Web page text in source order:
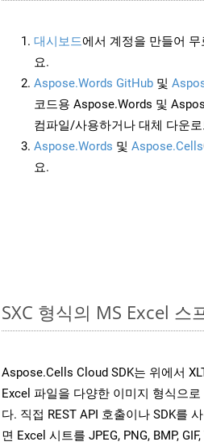
대시보드에서 계정을 만들어
요.
Aspose.Words GitHub 및
코드용 Aspose.Words 및
컴파일/사용하거나 대체 다운
Aspose.Words 및 Aspose.Cells
요.
SXC 형식의 MS Excel
Aspose.Cells Cloud SDK는 위에서
Excel 파일을 다양한 이미지 형식으
다. 직접 REST API 호출이나 SDK를
면 Excel 시트를 JPEG, PNG, BMP,